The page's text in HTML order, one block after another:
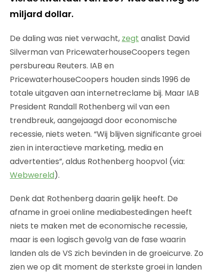
miljard dollar.
De daling was niet verwacht, zegt analist David
Silverman van PricewaterhouseCoopers tegen
persbureau Reuters. IAB en
PricewaterhouseCoopers houden sinds 1996 de
totale uitgaven aan internetreclame bij. Maar IAB
President Randall Rothenberg wil van een
trendbreuk, aangejaagd door economische
recessie, niets weten. “Wij blijven significante groei
zien in interactieve marketing, media en
advertenties”, aldus Rothenberg hoopvol (via:
Webwereld).
Denk dat Rothenberg daarin gelijk heeft. De
afname in groei online mediabestedingen heeft
niets te maken met de economische recessie,
maar is een logisch gevolg van de fase waarin
landen als de VS zich bevinden in de groeicurve. Zo
zien we op dit moment de sterkste groei in landen